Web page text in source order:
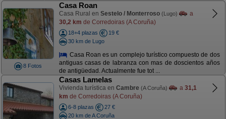
8 Fotos
Casa Roan
Casa Rural en Sestelo / Monterroso (Lugo)
a
30,2 km de Corredoiras (A Coruña)
18+4 plazas
19 €
30 km de Lugo
Casa Roan es un complejo turístico compuesto de dos
antiguas casas de labranza con mas de doscientos años
de antigüedad. Actualmente fue tot ...
Casas Lamelas
Vivienda turística en Cambre (A Coruña) a 31,1
km de Corredoiras (A Coruña)
6-8 plazas
27 €
20 km de A Coruña